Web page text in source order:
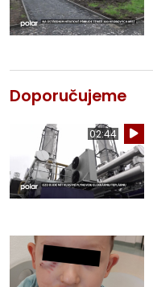
Doporučujeme
02:44